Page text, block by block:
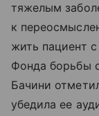
тяжелым
к
жить пациент
Фонда борьбы
Бачини
убедила ее